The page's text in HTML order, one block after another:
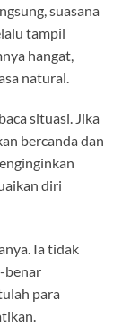
suasana
tampil
hangat,
natural.
situasi. Jika
bercanda dan
diri
Ia tidak
benar
para